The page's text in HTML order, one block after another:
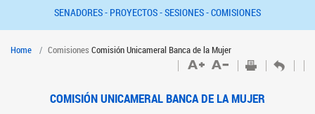
SENADORES - PROYECTOS -SESIONES -COMISIONES
Home Comisiones Comisión Unicameral Banca de la Mujer
COMISIÓN UNICAMERAL BANCA DE LA MUJER